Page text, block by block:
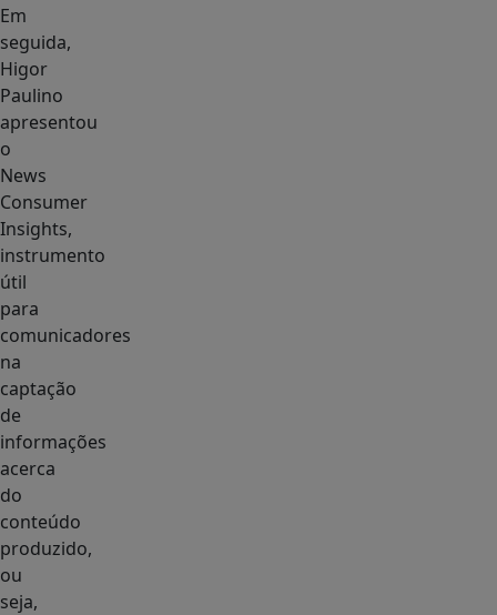
Em
seguida,
Higor
Paulino
apresentou
o
News
Consumer
Insights,
instrumento
útil
para
comunicadores
na
captação
de
informações
acerca
do
conteúdo
produzido,
ou
seja,